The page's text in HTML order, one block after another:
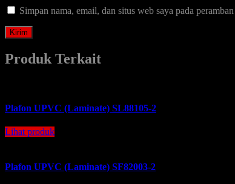
Simpan nama, email, dan situs web saya pada
Produk Terkait
Plafon UPVC (Laminate) SL88105-2
Lihat produk
Plafon UPVC (Laminate) SF82003-2